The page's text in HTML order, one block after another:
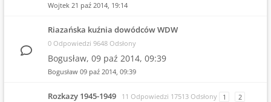
Wojtek 21 paź 2014, 19:14
Riazańska kuźnia dowódców WDW
0 Odpowiedzi 9648 Odsłony
Bogusław, 09 paź 2014, 09:39
Bogusław 09 paź 2014, 09:39
Rozkazy 1945-1949 11 Odpowiedzi 17513 Odsłony 1 2